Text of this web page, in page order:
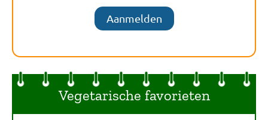
Aanmelden
Vegetarische favorieten